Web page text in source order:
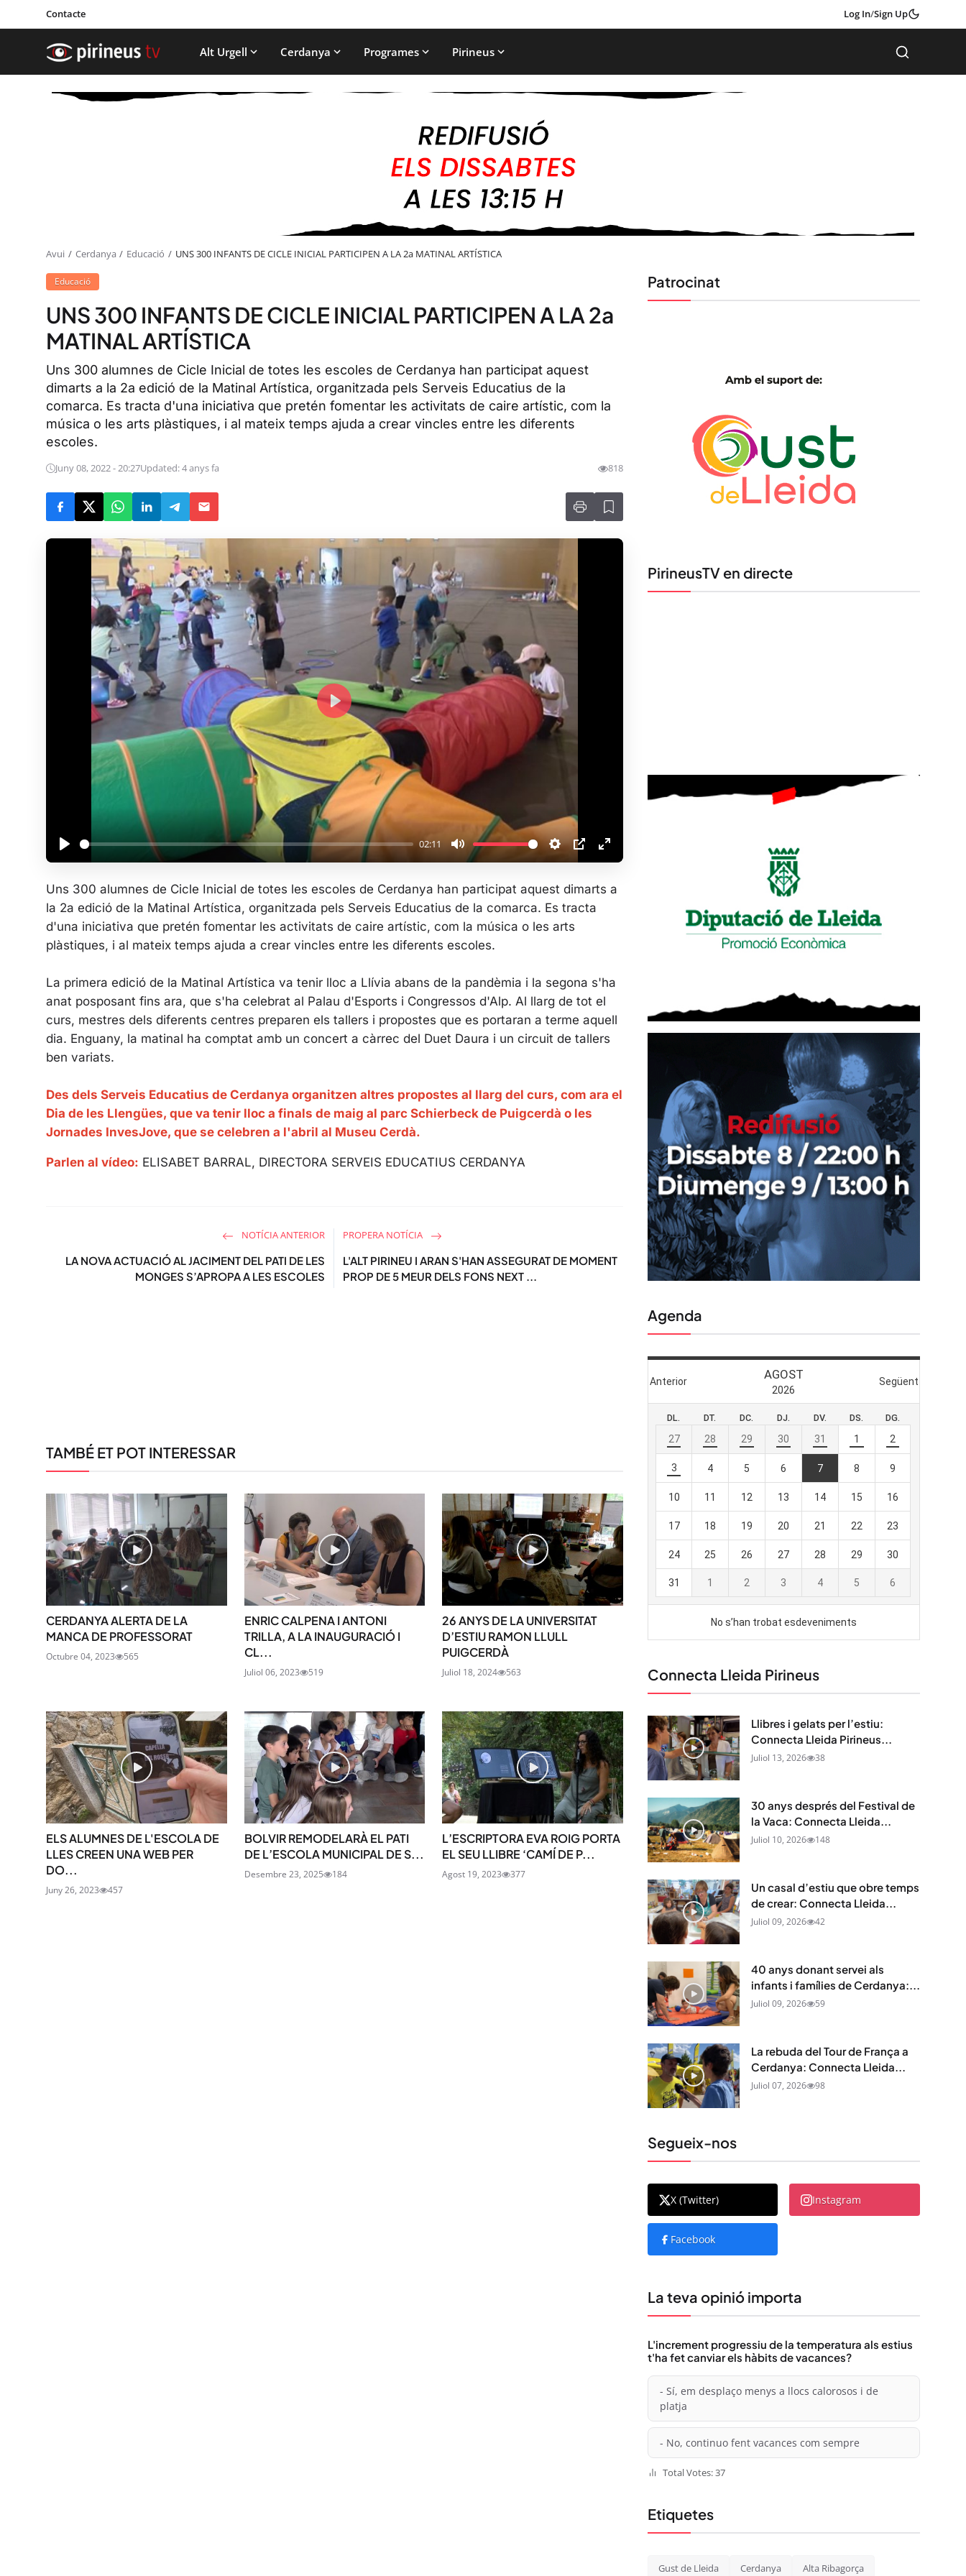
Contacte Log In/Sign Up
Alt Urgell Cerdanya Programes Pirineus
Avui Cerdanya Educació UNS 300 INFANTS DE CICLE INICIAL PARTICIPEN A LA 2a MATINAL ARTÍSTICA
Educació
UNS 300 INFANTS DE CICLE INICIAL PARTICIPEN A LA 2a
MATINAL ARTÍSTICA
Uns 300 alumnes de Cicle Inicial de totes les escoles de Cerdanya han participat aquest
dimarts a la 2a edició de la Matinal Artística, organitzada pels Serveis Educatius de la
comarca. Es tracta d'una iniciativa que pretén fomentar les activitats de caire artístic, com la
música o les arts plàstiques, i al mateix temps ajuda a crear vincles entre les diferents
escoles.
Juny 08, 2022 - 20:27Updated: 4 anys fa 818
P
a
y
02:11
M
e
S
t
t
i
s
P
P
E
t
l
l
s
c
e
P
l
Uns 300 alumnes de Cicle Inicial de totes les escoles de Cerdanya han participat aquest dimarts a
la 2a edició de la Matinal Artística, organitzada pels Serveis Educatius de la comarca. Es tracta
d'una iniciativa que pretén fomentar les activitats de caire artístic, com la música o les arts
plàstiques, i al mateix temps ajuda a crear vincles entre les diferents escoles.
La primera edició de la Matinal Artística va tenir lloc a Llívia abans de la pandèmia i la segona s'ha
anat posposant fins ara, que s'ha celebrat al Palau d'Esports i Congressos d'Alp. Al llarg de tot el
curs, mestres dels diferents centres preparen els tallers i propostes que es portaran a terme aquell
dia. Enguany, la matinal ha comptat amb un concert a càrrec del Duet Daura i un circuit de tallers
ben variats.
Des dels Serveis Educatius de Cerdanya organitzen altres propostes al llarg del curs, com ara el
Dia de les Llengües, que va tenir lloc a finals de maig al parc Schierbeck de Puigcerdà o les
Jornades InvesJove, que se celebren a l'abril al Museu Cerdà.
Parlen al vídeo: ELISABET BARRAL, DIRECTORA SERVEIS EDUCATIUS CERDANYA
NOTÍCIA ANTERIOR
LA NOVA ACTUACIÓ AL JACIMENT DEL PATI DE LES
MONGES S’APROPA A LES ESCOLES
PROPERA NOTÍCIA
L'ALT PIRINEU I ARAN S'HAN ASSEGURAT DE MOMENT
PROP DE 5 MEUR DELS FONS NEXT ...
TAMBÉ ET POT INTERESSAR
CERDANYA ALERTA DE LA
MANCA DE PROFESSORAT
Octubre 04, 2023 565
ENRIC CALPENA I ANTONI
TRILLA, A LA INAUGURACIÓ I
CL...
Juliol 06, 2023 519
26 ANYS DE LA UNIVERSITAT
D’ESTIU RAMON LLULL
PUIGCERDÀ
Juliol 18, 2024 563
ELS ALUMNES DE L'ESCOLA DE
LLES CREEN UNA WEB PER
DO...
Juny 26, 2023 457
BOLVIR REMODELARÀ EL PATI
DE L’ESCOLA MUNICIPAL DE S...
Desembre 23, 2025 184
L’ESCRIPTORA EVA ROIG PORTA
EL SEU LLIBRE ‘CAMÍ DE P...
Agost 19, 2023 377
Patrocinat
PirineusTV en directe
Agenda
Connecta Lleida Pirineus
Llibres i gelats per l’estiu:
Connecta Lleida Pirineus...
Juliol 13, 2026 38
30 anys després del Festival de
la Vaca: Connecta Lleida...
Juliol 10, 2026 148
Un casal d’estiu que obre temps
de crear: Connecta Lleida...
Juliol 09, 2026 42
40 anys donant servei als
infants i famílies de Cerdanya:...
Juliol 09, 2026 59
La rebuda del Tour de França a
Cerdanya: Connecta Lleida...
Juliol 07, 2026 98
Segueix-nos
X (Twitter) Instagram
Facebook
La teva opinió importa
L'increment progressiu de la temperatura als estius
t'ha fet canviar els hàbits de vacances?
- Sí, em desplaço menys a llocs calorosos i de
platja
- No, continuo fent vacances com sempre
Total Votes: 37
Etiquetes
Gust de Lleida Cerdanya Alta Ribagorça
STAY UPDATED
Uneix-te al nostre butlletí
Tota l’actualitat, seleccionada i enviada
directament al teu correu. Subscriu-te al nostre
butlletí i segueix la informació que importa.